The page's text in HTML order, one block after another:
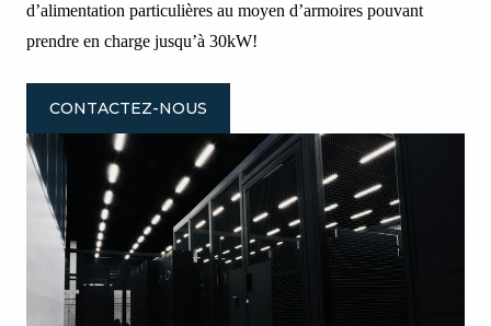
d’alimentation particulières au moyen d’armoires pouvant
prendre en charge jusqu’à 30kW!
CONTACTEZ-NOUS